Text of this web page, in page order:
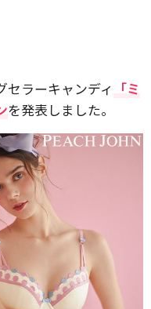
セラーキャンディ
「ミ
を発表しました。